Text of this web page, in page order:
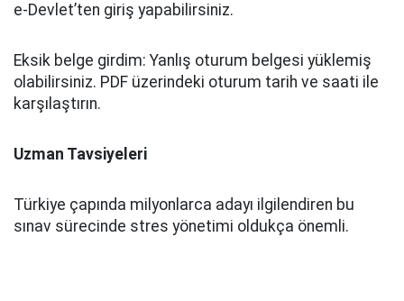
e‑Devlet’ten giriş yapabilirsiniz.
Eksik belge girdim: Yanlış oturum belgesi yüklemiş
olabilirsiniz. PDF üzerindeki oturum tarih ve saati ile
karşılaştırın.
Uzman Tavsiyeleri
Türkiye çapında milyonlarca adayı ilgilendiren bu
sınav sürecinde stres yönetimi oldukça önemli.